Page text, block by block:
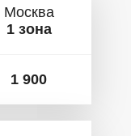
Москва
1 зона
1 900